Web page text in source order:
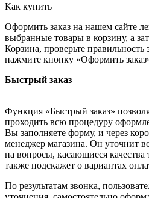
Как купить
Оформить заказ на нашем сайте
выбранные товары в корзину, а
Корзина, проверьте
нажмите кнопку «Оформить
Быстрый заказ
Функция «Быстрый заказ»
проходить всю процедуру
Вы заполняете форму, и через
менеджер магазина. Он уточнит
на вопросы, касающиеся качества
также подскажет о вариантах
По результатам звонка,